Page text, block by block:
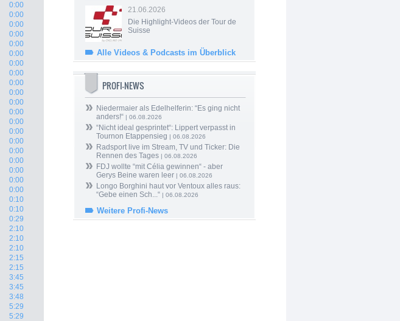
0:00
0:00
0:00
0:00
0:00
0:00
0:00
0:00
0:00
0:00
0:00
0:00
0:00
0:00
0:00
0:00
0:00
0:00
0:00
0:00
0:10
0:10
0:29
2:10
2:10
2:10
2:15
2:15
3:45
3:45
3:48
5:29
5:29
21.06.2026
Die Highlight-Videos der Tour de
Suisse
Alle Videos & Podcasts im Überblick
PROFI-NEWS
Niedermaier als Edelhelferin: “Es ging nicht
anders!“ | 06.08.2026
“Nicht ideal gesprintet“: Lippert verpasst in
Tournon Etappensieg | 06.08.2026
Radsport live im Stream, TV und Ticker: Die
Rennen des Tages | 06.08.2026
FDJ wollte “mit Célia gewinnen“ - aber
Gerys Beine waren leer | 06.08.2026
Longo Borghini haut vor Ventoux alles raus:
“Gebe einen Sch...“ | 06.08.2026
Weitere Profi-News